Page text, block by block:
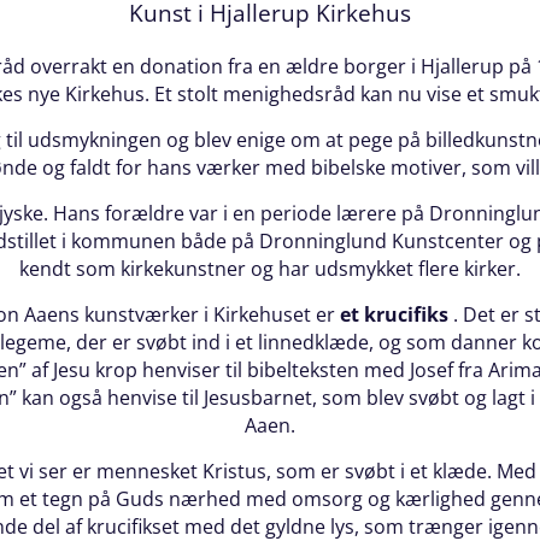
Kunst i Hjallerup Kirkehus
overrakt en donation fra en ældre borger i Hjallerup på
nye Kirkehus. Et stolt menighedsråd kan nu vise et
udsmykningen og blev enige om at pege på
og faldt for hans værker med bibelske motiver, som
Hans forældre var i en periode lærere på
i kommunen både på Dronninglund Kunstcenter og
kendt som kirkekunstner og har udsmykket flere kirker.
Aaens kunstværker i Kirkehuset eret krucifiks . Det er
der er svøbt ind i et linnedklæde, og som danner
af Jesu krop henviser til bibelteksten med Josef fra
kan også henvise til Jesusbarnet, som blev svøbt og
Aaen.
vi ser er mennesket Kristus, som er svøbt i et klæde.
et tegn på Guds nærhed med omsorg og kærlighed
del af krucifikset med det gyldne lys, som trænger